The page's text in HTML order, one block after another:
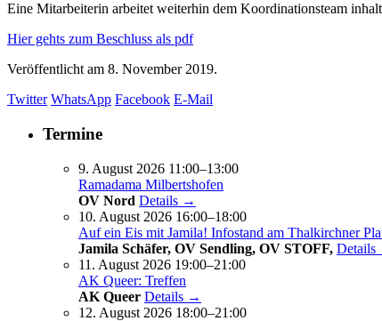
Eine Mitarbeiterin arbeitet weiterhin dem Koordinationsteam
Hier gehts zum Beschluss als pdf
Veröffentlicht am 8. November 2019.
Twitter WhatsApp Facebook E-Mail
Termine
9. August 2026 11:00–13:00
Ramadama Milbertshofen
OV Nord Details →
10. August 2026 16:00–18:00
Auf ein Eis mit Jamila! Infostand am Thalkirchner
Jamila Schäfer, OV Sendling, OV STOFF, Details
11. August 2026 19:00–21:00
AK Queer: Treffen
AK Queer Details →
12. August 2026 18:00–21:00